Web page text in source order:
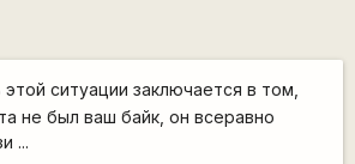
ситуации заключается в том,
не был ваш байк, он всеравно
...